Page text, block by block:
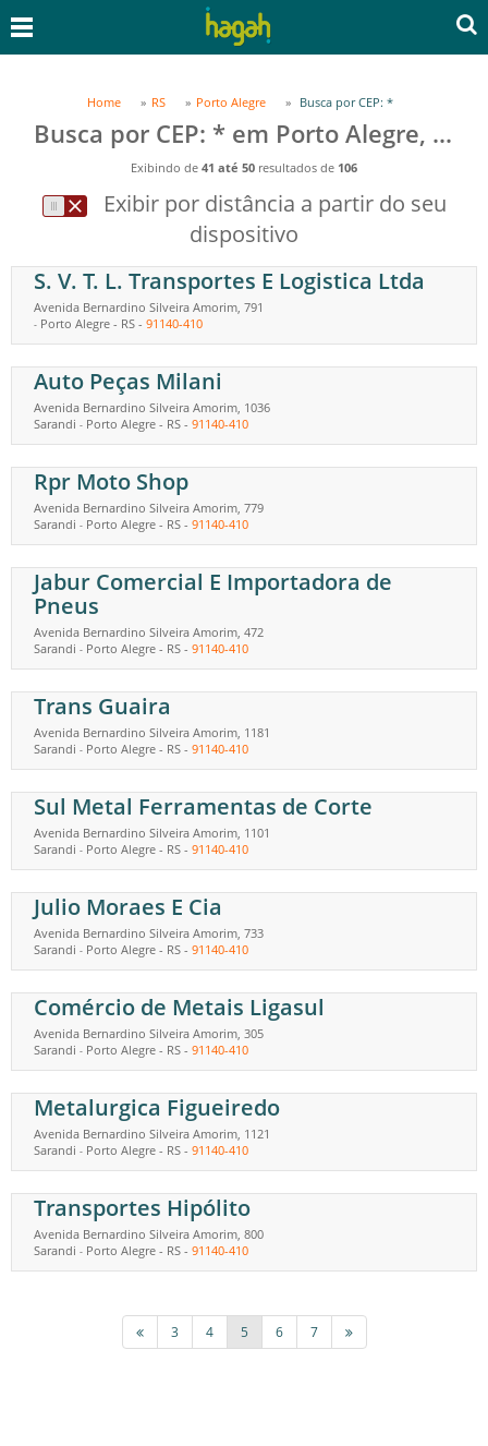
Home RS Porto Alegre Busca por CEP: *
Busca por CEP: * em Porto Alegre, RS
Exibindo de 41 até 50 resultados de 106
Exibir por distância a partir do seu
dispositivo
S. V. T. L. Transportes E Logistica Ltda
Avenida Bernardino Silveira Amorim, 791
- Porto Alegre - RS - 91140-410
Auto Peças Milani
Avenida Bernardino Silveira Amorim, 1036
Sarandi - Porto Alegre - RS - 91140-410
Rpr Moto Shop
Avenida Bernardino Silveira Amorim, 779
Sarandi - Porto Alegre - RS - 91140-410
Jabur Comercial E Importadora de
Pneus
Avenida Bernardino Silveira Amorim, 472
Sarandi - Porto Alegre - RS - 91140-410
Trans Guaira
Avenida Bernardino Silveira Amorim, 1181
Sarandi - Porto Alegre - RS - 91140-410
Sul Metal Ferramentas de Corte
Avenida Bernardino Silveira Amorim, 1101
Sarandi - Porto Alegre - RS - 91140-410
Julio Moraes E Cia
Avenida Bernardino Silveira Amorim, 733
Sarandi - Porto Alegre - RS - 91140-410
Comércio de Metais Ligasul
Avenida Bernardino Silveira Amorim, 305
Sarandi - Porto Alegre - RS - 91140-410
Metalurgica Figueiredo
Avenida Bernardino Silveira Amorim, 1121
Sarandi - Porto Alegre - RS - 91140-410
Transportes Hipólito
Avenida Bernardino Silveira Amorim, 800
Sarandi - Porto Alegre - RS - 91140-410
3 4 5 6 7